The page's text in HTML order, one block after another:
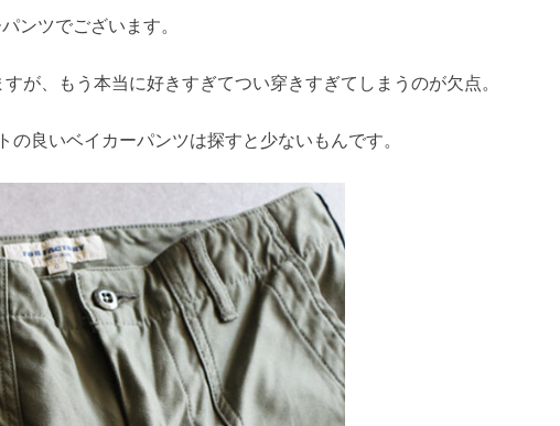
ンツでございます。
が、もう本当に好きすぎてつい穿きすぎてしまうのが欠点。
良いベイカーパンツは探すと少ないもんです。